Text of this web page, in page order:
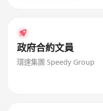
政府合約文員
環速集團 Speedy Group